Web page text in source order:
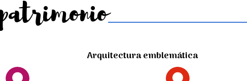
Arquitectura emblemática